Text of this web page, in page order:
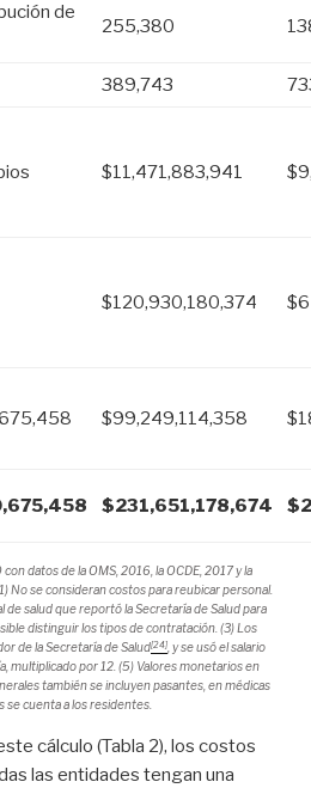
de
255,380
389,743
$11,471,883,941
$120,930,180,374
$99,249,114,358
$231,651,178,674
datos de la OMS, 2016, la OCDE, 2017 y la
No se consideran costos para reubicar personal.
de salud que reportó la Secretaría de Salud para
distinguir los tipos de contratación. (3) Los
de la Secretaría de Salud[24] , y se usó el salario
multiplicado por 12. (5) Valores monetarios en
también se incluyen pasantes, en médicas
se cuenta a los residentes.
cálculo (Tabla 2), los costos
las entidades tengan una